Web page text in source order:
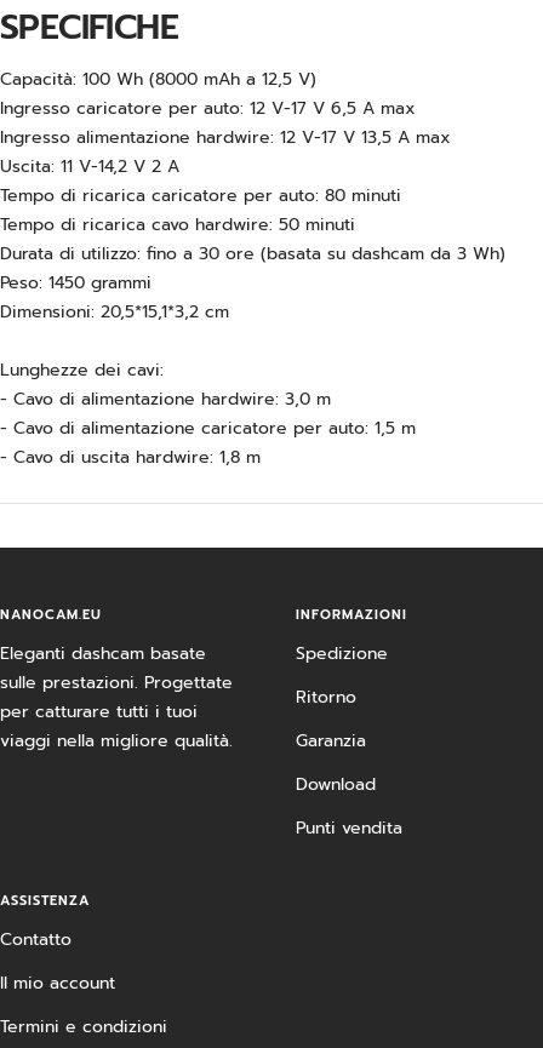
SPECIFICHE
Capacità: 100 Wh (8000 mAh a 12,5 V)
Ingresso caricatore per auto: 12 V-17 V 6,5 A max
Ingresso alimentazione hardwire: 12 V-17 V 13,5 A max
Uscita: 11 V-14,2 V 2 A
Tempo di ricarica caricatore per auto: 80 minuti
Tempo di ricarica cavo hardwire: 50 minuti
Durata di utilizzo: fino a 30 ore (basata su dashcam da 3 Wh)
Peso: 1450 grammi
Dimensioni: 20,5*15,1*3,2 cm
Lunghezze dei cavi:
- Cavo di alimentazione hardwire: 3,0 m
- Cavo di alimentazione caricatore per auto: 1,5 m
- Cavo di uscita hardwire: 1,8 m
NANOCAM.EU
Eleganti dashcam basate
sulle prestazioni. Progettate
per catturare tutti i tuoi
viaggi nella migliore qualità.
INFORMAZIONI
Spedizione
Ritorno
Garanzia
Download
Punti vendita
ASSISTENZA
Contatto
Il mio account
Termini e condizioni